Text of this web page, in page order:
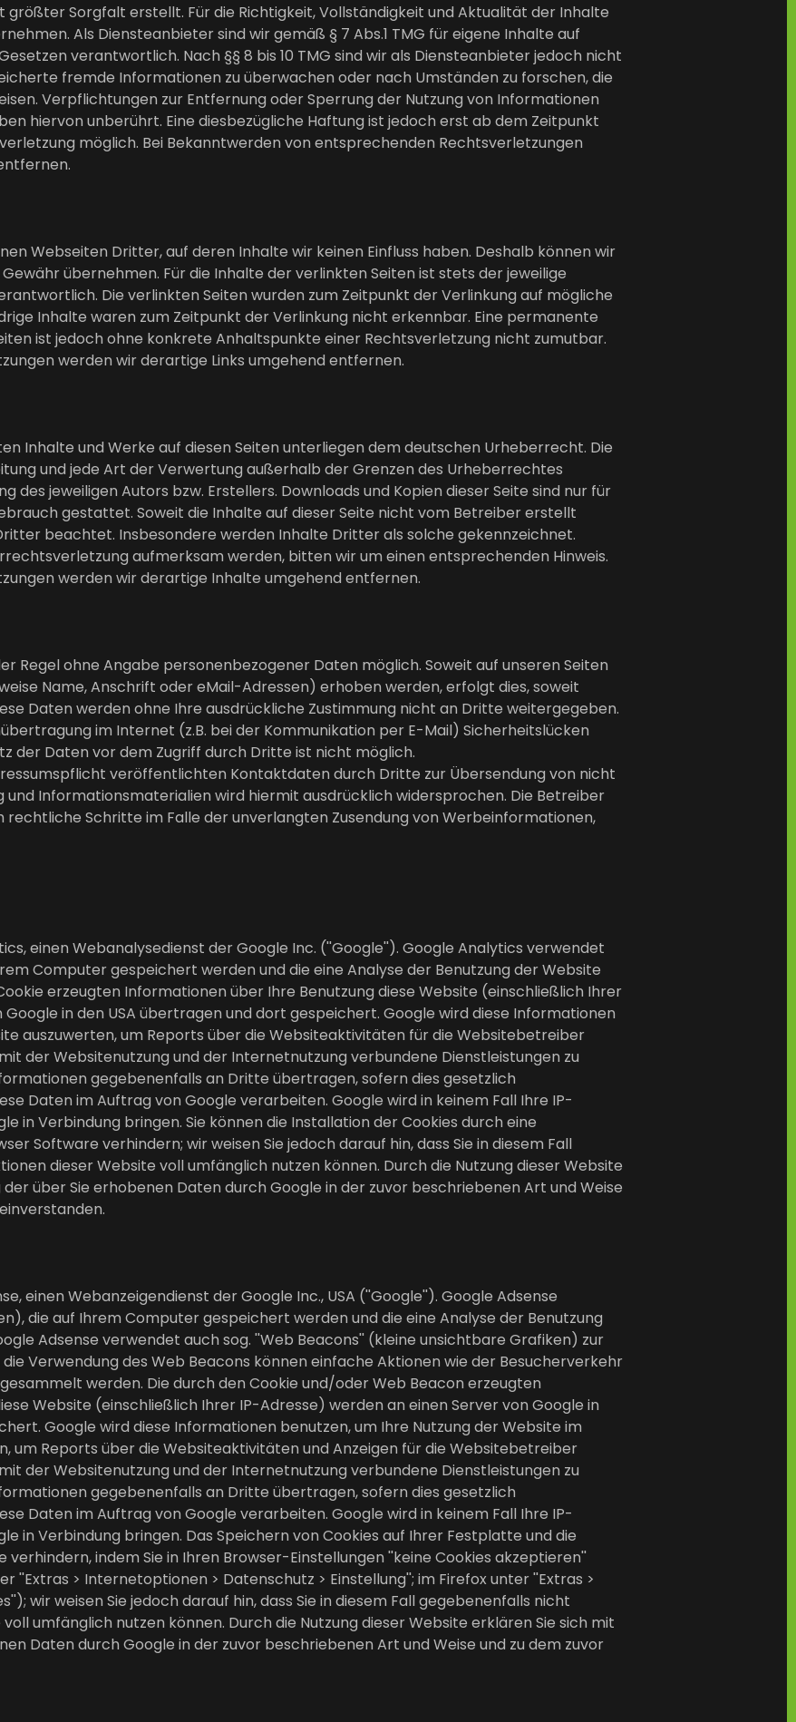
größter Sorgfalt erstellt. Für die Richtigkeit, Vollständigkeit und Aktualität der Inhalte
Als Diensteanbieter sind wir gemäß § 7 Abs.1 TMG für eigene Inhalte auf
verantwortlich. Nach §§ 8 bis 10 TMG sind wir als Diensteanbieter jedoch nicht
fremde Informationen zu überwachen oder nach Umständen zu forschen, die
Verpflichtungen zur Entfernung oder Sperrung der Nutzung von Informationen
hiervon unberührt. Eine diesbezügliche Haftung ist jedoch erst ab dem Zeitpunkt
möglich. Bei Bekanntwerden von entsprechenden Rechtsverletzungen
Webseiten Dritter, auf deren Inhalte wir keinen Einfluss haben. Deshalb können wir
übernehmen. Für die Inhalte der verlinkten Seiten ist stets der jeweilige
Die verlinkten Seiten wurden zum Zeitpunkt der Verlinkung auf mögliche
Inhalte waren zum Zeitpunkt der Verlinkung nicht erkennbar. Eine permanente
ist jedoch ohne konkrete Anhaltspunkte einer Rechtsverletzung nicht zumutbar.
werden wir derartige Links umgehend entfernen.
Inhalte und Werke auf diesen Seiten unterliegen dem deutschen Urheberrecht. Die
und jede Art der Verwertung außerhalb der Grenzen des Urheberrechtes
des jeweiligen Autors bzw. Erstellers. Downloads und Kopien dieser Seite sind nur für
gestattet. Soweit die Inhalte auf dieser Seite nicht vom Betreiber erstellt
beachtet. Insbesondere werden Inhalte Dritter als solche gekennzeichnet.
aufmerksam werden, bitten wir um einen entsprechenden Hinweis.
werden wir derartige Inhalte umgehend entfernen.
Regel ohne Angabe personenbezogener Daten möglich. Soweit auf unseren Seiten
Name, Anschrift oder eMail-Adressen) erhoben werden, erfolgt dies, soweit
Daten werden ohne Ihre ausdrückliche Zustimmung nicht an Dritte weitergegeben.
im Internet (z.B. bei der Kommunikation per E-Mail) Sicherheitslücken
der Daten vor dem Zugriff durch Dritte ist nicht möglich.
veröffentlichten Kontaktdaten durch Dritte zur Übersendung von nicht
Informationsmaterialien wird hiermit ausdrücklich widersprochen. Die Betreiber
rechtliche Schritte im Falle der unverlangten Zusendung von Werbeinformationen,
einen Webanalysedienst der Google Inc. (''Google''). Google Analytics verwendet
Computer gespeichert werden und die eine Analyse der Benutzung der Website
erzeugten Informationen über Ihre Benutzung diese Website (einschließlich Ihrer
in den USA übertragen und dort gespeichert. Google wird diese Informationen
auszuwerten, um Reports über die Websiteaktivitäten für die Websitebetreiber
der Websitenutzung und der Internetnutzung verbundene Dienstleistungen zu
gegebenenfalls an Dritte übertragen, sofern dies gesetzlich
Daten im Auftrag von Google verarbeiten. Google wird in keinem Fall Ihre IP-
in Verbindung bringen. Sie können die Installation der Cookies durch eine
Software verhindern; wir weisen Sie jedoch darauf hin, dass Sie in diesem Fall
dieser Website voll umfänglich nutzen können. Durch die Nutzung dieser Website
über Sie erhobenen Daten durch Google in der zuvor beschriebenen Art und Weise
einen Webanzeigendienst der Google Inc., USA (''Google''). Google Adsense
die auf Ihrem Computer gespeichert werden und die eine Analyse der Benutzung
Adsense verwendet auch sog. ''Web Beacons'' (kleine unsichtbare Grafiken) zur
Verwendung des Web Beacons können einfache Aktionen wie der Besucherverkehr
werden. Die durch den Cookie und/oder Web Beacon erzeugten
Website (einschließlich Ihrer IP-Adresse) werden an einen Server von Google in
Google wird diese Informationen benutzen, um Ihre Nutzung der Website im
um Reports über die Websiteaktivitäten und Anzeigen für die Websitebetreiber
der Websitenutzung und der Internetnutzung verbundene Dienstleistungen zu
gegebenenfalls an Dritte übertragen, sofern dies gesetzlich
Daten im Auftrag von Google verarbeiten. Google wird in keinem Fall Ihre IP-
in Verbindung bringen. Das Speichern von Cookies auf Ihrer Festplatte und die
verhindern, indem Sie in Ihren Browser-Einstellungen ''keine Cookies akzeptieren''
''Extras > Internetoptionen > Datenschutz > Einstellung''; im Firefox unter ''Extras >
wir weisen Sie jedoch darauf hin, dass Sie in diesem Fall gegebenenfalls nicht
umfänglich nutzen können. Durch die Nutzung dieser Website erklären Sie sich mit
Daten durch Google in der zuvor beschriebenen Art und Weise und zu dem zuvor